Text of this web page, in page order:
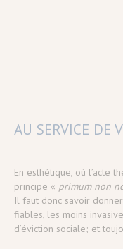
AU SERVICE DE
En esthétique, où l’acte
principe « primum non
Il faut donc savoir
fiables, les moins
d’éviction sociale; et